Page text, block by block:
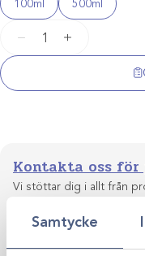
Samtycke
100ml 500ml
mängd
+
Kontakta oss
Vi stöttar dig i allt från
skapa smarta, hållbara